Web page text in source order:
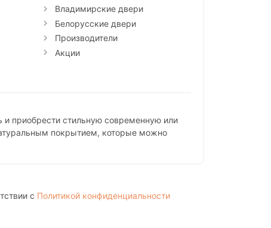
Владимирские двери
Белорусские двери
Производители
Акции
приобрести стильную современную или
покрытием, которые можно
с Политикой конфиденциальности